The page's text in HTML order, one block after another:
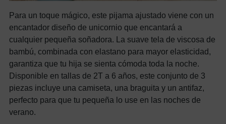
Para un toque mágico, este pijama ajustado viene con un
encantador diseño de unicornio que encantará a
cualquier pequeña soñadora. La suave tela de viscosa de
bambú, combinada con elastano para mayor elasticidad,
garantiza que tu hija se sienta cómoda toda la noche.
Disponible en tallas de 2T a 6 años, este conjunto de 3
piezas incluye una camiseta, una braguita y un antifaz,
perfecto para que tu pequeña lo use en las noches de
verano.